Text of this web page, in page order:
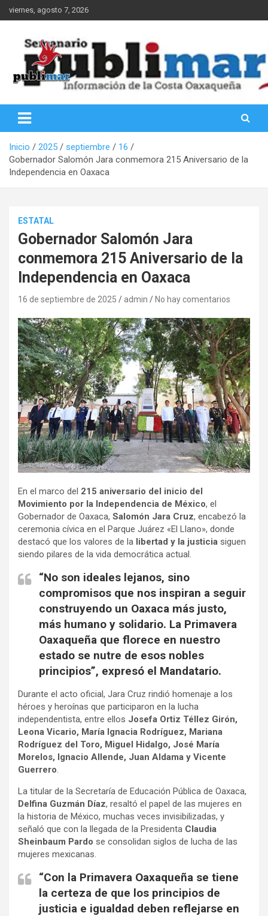
Saltar
al
viernes, agosto 7, 2026
PubliMar
Inicio 2025 septiembre
16
Gobernador Salomón Jara conmemora 215 Aniversario de la
Independencia en Oaxaca
ESTATAL
Gobernador Salomón Jara
conmemora 215 Aniversario de la
Independencia en Oaxaca
16 de septiembre de 2025 admin No hay comentarios
En el marco del 215 aniversario del inicio del
Movimiento por la Independencia de México, el
Gobernador de Oaxaca, Salomón Jara Cruz, encabezó la
ceremonia cívica en el Parque Juárez «El Llano», donde
destacó que los valores de la libertad y la justicia siguen
siendo pilares de la vida democrática actual.
“No son ideales lejanos, sino
compromisos que nos inspiran a seguir
construyendo un Oaxaca más justo,
más humano y solidario. La Primavera
Oaxaqueña que florece en nuestro
estado se nutre de esos nobles
principios”, expresó el Mandatario.
Durante el acto oficial, Jara Cruz rindió homenaje a los
héroes y heroínas que participaron en la lucha
independentista, entre ellos Josefa Ortiz Téllez Girón,
Leona Vicario, María Ignacia Rodríguez, Mariana
Rodríguez del Toro, Miguel Hidalgo, José María
Morelos, Ignacio Allende, Juan Aldama y Vicente
Guerrero
La titular de la Secretaría de Educación Pública de Oaxaca,
Delfina Guzmán Díaz, resaltó el papel de las mujeres en
la historia de México, muchas veces invisibilizadas, y
señaló que con la llegada de la Presidenta Claudia
Sheinbaum Pardo se consolidan siglos de lucha de las
mujeres mexicanas.
“Con la Primavera Oaxaqueña se tiene
la certeza de que los principios de
justicia e igualdad deben reflejarse en